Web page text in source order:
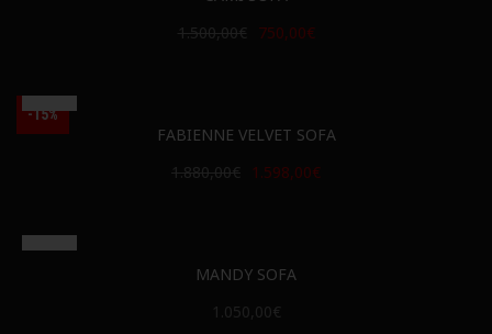
1.500,00€
750,00€
-15%
FABIENNE VELVET SOFA
1.880,00€
1.598,00€
MANDY SOFA
1.050,00€